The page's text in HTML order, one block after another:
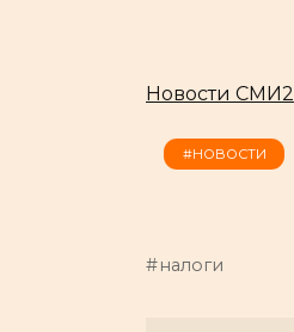
Новости СМИ2
#НОВОСТИ
налоги